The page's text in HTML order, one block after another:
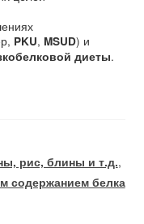
PKU, MSUD) и
диеты.
рис, блины и т.д.,
содержанием белка